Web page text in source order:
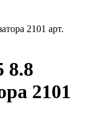
2101 арт.
8.8
2101